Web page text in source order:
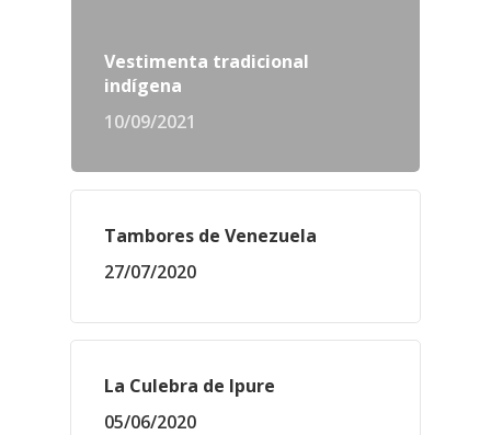
Vestimenta tradicional
indígena
10/09/2021
Tambores de Venezuela
27/07/2020
La Culebra de Ipure
05/06/2020